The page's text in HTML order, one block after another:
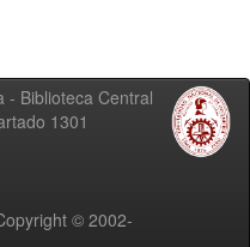
- Biblioteca Central
1301
© 2002-